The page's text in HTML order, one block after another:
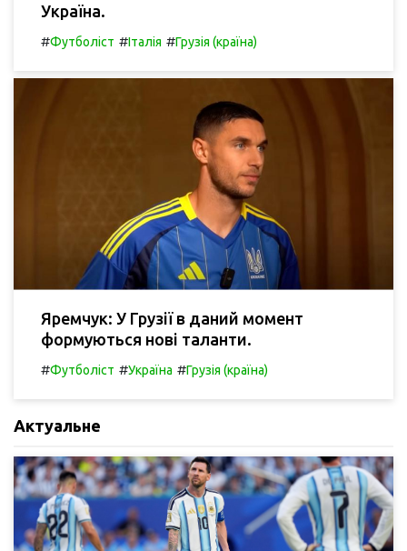
Україна.
#Футболіст #Італія #Грузія (країна)
Яремчук: У Грузії в даний момент
формуються нові таланти.
#Футболіст #Україна #Грузія (країна)
Актуальне